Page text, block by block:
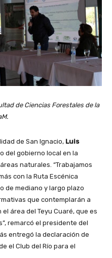
de Ciencias Forestales de la
de San Ignacio, Luis
del gobierno local en la
naturales. “Trabajamos
con la Ruta Escénica
de mediano y largo plazo
que contemplarán a
área del Teyu Cuaré, que es
remarcó el presidente del
entregó la declaración de
el Club del Río para el